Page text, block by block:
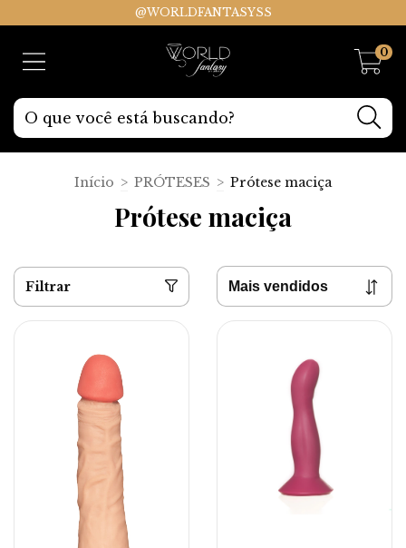
@WORLDFANTASYSS
0
Início > PRÓTESES > Prótese maciça
Prótese maciça
Filtrar